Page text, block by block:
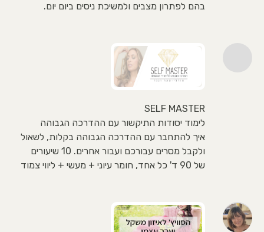
בהם לפתרון מצבים ולמשיכת ניסים ביום יום.
SELF MASTER
לימוד יסודות התיקשור עם ההדרכה הגבוהה
איך להתחבר עם ההדרכה הגבוהה בקלות, לשאול
ולקבל מסרים עבורכם ועבור אחרים. 10 שיעורים
של 90 ד' כל אחד, חומר עיוני + מעשי + ליווי צמוד